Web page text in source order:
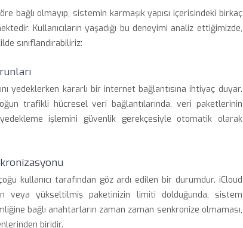
bağlı olmayıp, sistemin karmaşık yapısı içerisindeki birkaç
Kullanıcıların yaşadığı bu deneyimi analiz ettiğimizde,
sınıflandırabiliriz:
yedeklerken kararlı bir internet bağlantısına ihtiyaç duyar.
trafikli hücresel veri bağlantılarında, veri paketlerinin
işlemini güvenlik gerekçesiyle otomatik olarak
kullanıcı tarafından göz ardı edilen bir durumdur. iCloud
veya yükseltilmiş paketinizin limiti dolduğunda, sistem
bağlı anahtarların zaman zaman senkronize olmaması,
biridir.